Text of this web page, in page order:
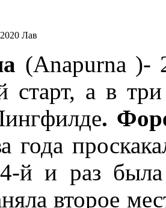
Лав
(Anapurna )-
старт, а в
.
года
4-й и раз
второе